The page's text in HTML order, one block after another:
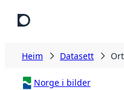
Heim Datasett
Norge i bilder